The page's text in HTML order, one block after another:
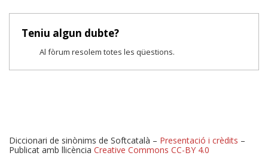
Teniu algun dubte?
Al fòrum resolem totes les qüestions.
Diccionari de sinònims de Softcatalà – Presentació i crèdits –
Publicat amb llicència Creative Commons CC-BY 4.0